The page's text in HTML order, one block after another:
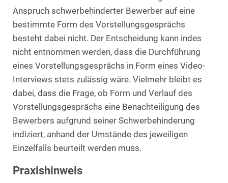
Anspruch schwerbehinderter Bewerber auf eine
bestimmte Form des Vorstellungsgesprächs
besteht dabei nicht. Der Entscheidung kann indes
nicht entnommen werden, dass die Durchführung
eines Vorstellungsgesprächs in Form eines Video-
Interviews stets zulässig wäre. Vielmehr bleibt es
dabei, dass die Frage, ob Form und Verlauf des
Vorstellungsgesprächs eine Benachteiligung des
Bewerbers aufgrund seiner Schwerbehinderung
indiziert, anhand der Umstände des jeweiligen
Einzelfalls beurteilt werden muss.
Praxishinweis